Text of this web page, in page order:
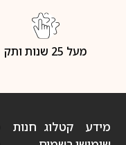
מעל 25 שנות ותק
מידע
חנות
קטלוג